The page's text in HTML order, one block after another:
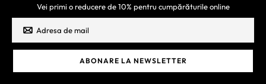
Vei primi o reducere de 10% pentru cumpărăturile online